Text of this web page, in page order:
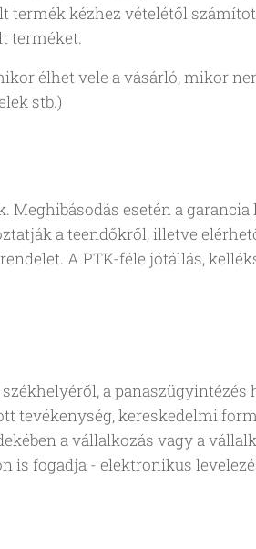
termék kézhez vételétől
terméket.
élhet vele a vásárló, mikor
stb.)
Meghibásodás esetén a
a teendőkről, illetve
A PTK-féle jótállás,
a panaszügyintézés
tevékenység, kereskedelmi
a vállalkozás vagy a
is fogadja - elektronikus